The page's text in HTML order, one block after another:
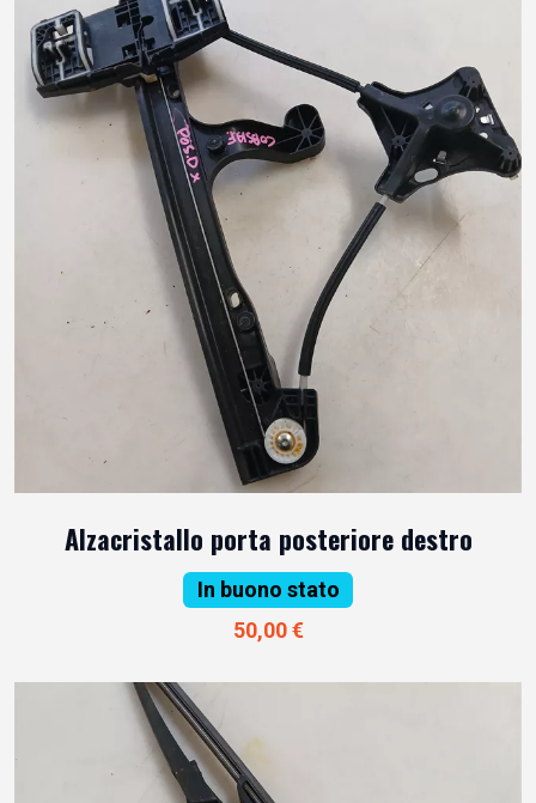
Alzacristallo porta posteriore destro
In buono stato
50,00 €